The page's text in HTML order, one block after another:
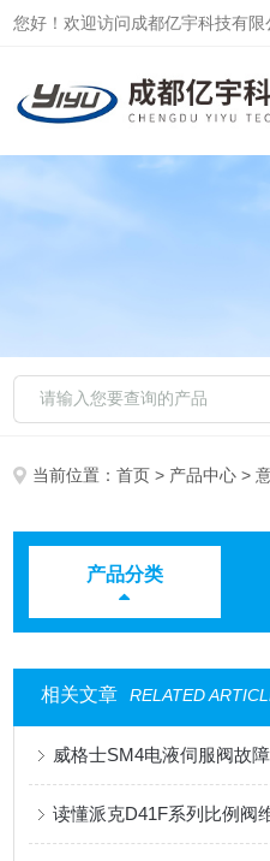
您好！欢迎访问成都亿宇科技有限
当前位置：首页 > 产品中心 >
产品分类
相关文章 RELATED
威格士SM4电液伺服阀故
读懂派克D41F系列比例阀